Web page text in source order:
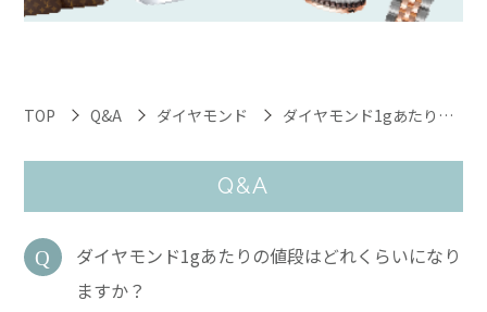
TOP Q&A ダイヤモンド ダイヤモンド1gあたりの値段はどれくらいになりますか？
Q&A
ダイヤモンド1gあたりの値段はどれくらいになり
ますか？